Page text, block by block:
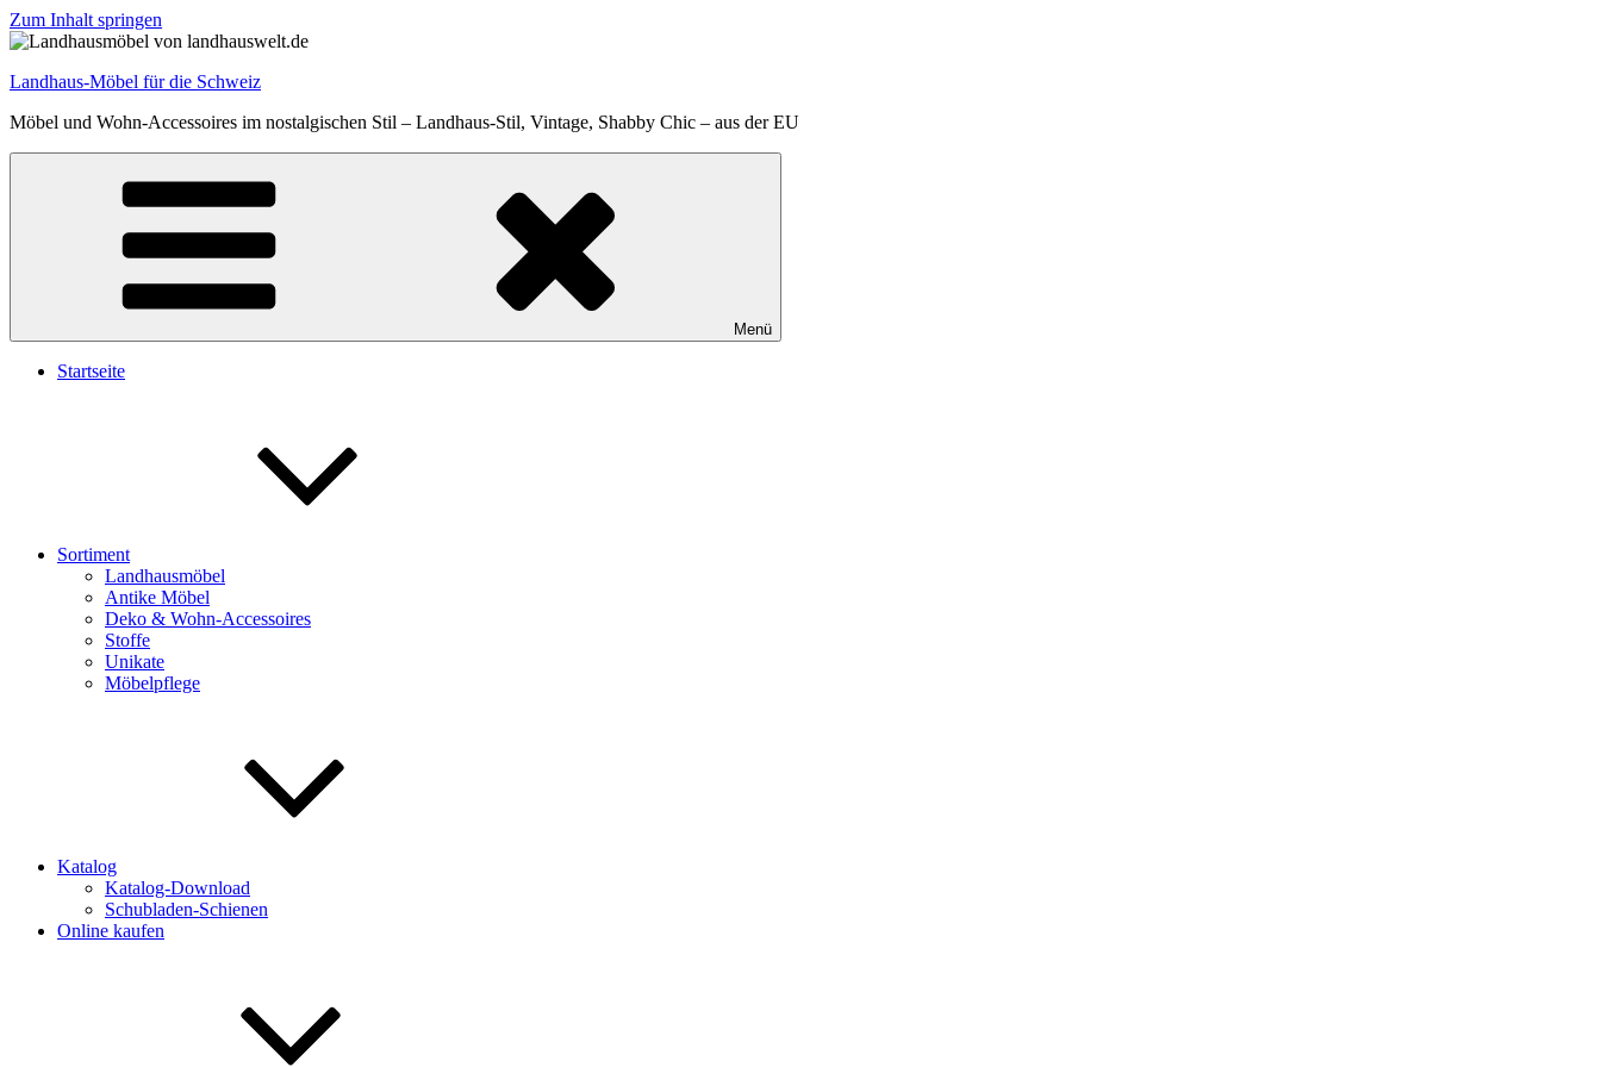
Zum Inhalt springen
Landhaus-Möbel für die Schweiz
Möbel und Wohn-Accessoires im nostalgischen Stil – Landhaus-Stil, Vintage, Shabby Chic – aus der EU
Menü
Startseite
Sortiment
Landhausmöbel
Antike Möbel
Deko & Wohn-Accessoires
Stoffe
Unikate
Möbelpflege
Katalog
Katalog-Download
Schubladen-Schienen
Online kaufen